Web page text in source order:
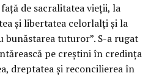
de sacralitatea vieţii, la
şi libertatea celorlalţi şi la
bunăstarea tuturor”. S-a rugat
pe creştini în credinţa
dreptatea şi reconcilierea în